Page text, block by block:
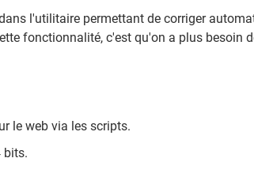
l'utilitaire permettant de corriger
fonctionnalité, c'est qu'on a plus besoin
le web via les scripts.
bits.